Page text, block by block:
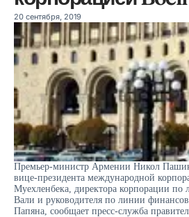
20 сентября, 2019
Премьер-министр Армении Никол
вице-президента международной
Муехленбека, директора корпорации по
Вали и руководителя по линии
Папяна, сообщает пресс-служба